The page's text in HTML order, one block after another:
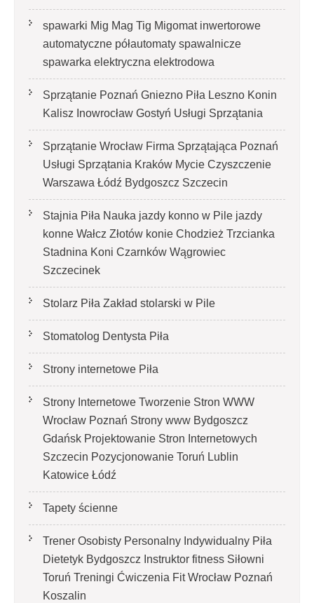
spawarki Mig Mag Tig Migomat inwertorowe
automatyczne półautomaty spawalnicze
spawarka elektryczna elektrodowa
Sprzątanie Poznań Gniezno Piła Leszno Konin
Kalisz Inowrocław Gostyń Usługi Sprzątania
Sprzątanie Wrocław Firma Sprzątająca Poznań
Usługi Sprzątania Kraków Mycie Czyszczenie
Warszawa Łódź Bydgoszcz Szczecin
Stajnia Piła Nauka jazdy konno w Pile jazdy
konne Wałcz Złotów konie Chodzież Trzcianka
Stadnina Koni Czarnków Wągrowiec
Szczecinek
Stolarz Piła Zakład stolarski w Pile
Stomatolog Dentysta Piła
Strony internetowe Piła
Strony Internetowe Tworzenie Stron WWW
Wrocław Poznań Strony www Bydgoszcz
Gdańsk Projektowanie Stron Internetowych
Szczecin Pozycjonowanie Toruń Lublin
Katowice Łódź
Tapety ścienne
Trener Osobisty Personalny Indywidualny Piła
Dietetyk Bydgoszcz Instruktor fitness Siłowni
Toruń Treningi Ćwiczenia Fit Wrocław Poznań
Koszalin